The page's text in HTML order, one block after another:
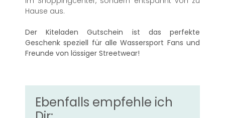
Hause aus.
Der Kiteladen Gutschein ist das perfekte
Geschenk speziell für alle Wassersport Fans und
Freunde von lässiger Streetwear!
Ebenfalls empfehle ich